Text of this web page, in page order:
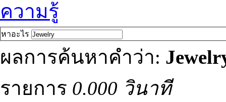
ความรู้
หาอะไร
ผลการค้นหาคำว่า:
รายการ 0.000 วินาที